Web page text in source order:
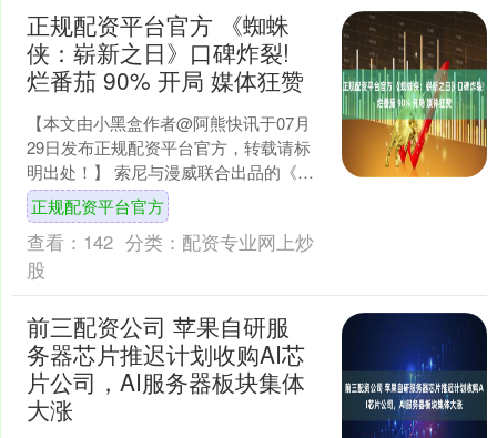
正规配资平台官方 《蜘蛛
侠：崭新之日》口碑炸裂!
烂番茄 90% 开局 媒体狂赞
【本文由小黑盒作者@阿熊快讯于07月
29日发布正规配资平台官方，转载请标
明出处！】 索尼与漫威联合出品的《蜘
蛛侠：崭新之日》媒体口碑正式解禁，
烂番茄新鲜度以 9....
正规配资平台官方
查看： 142 分类： 配资专业网上炒
股
前三配资公司 苹果自研服
务器芯片推迟计划收购AI芯
片公司，AI服务器板块集体
大涨